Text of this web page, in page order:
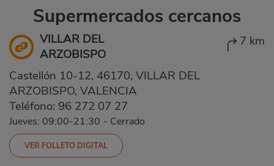
Supermercados cercanos
VILLAR DEL
ARZOBISPO
7 km
Castellón 10-12, 46170, VILLAR DEL
ARZOBISPO, VALENCIA
Teléfono: 96 272 07 27
Jueves: 09:00-21:30 - Cerrado
VER FOLLETO DIGITAL